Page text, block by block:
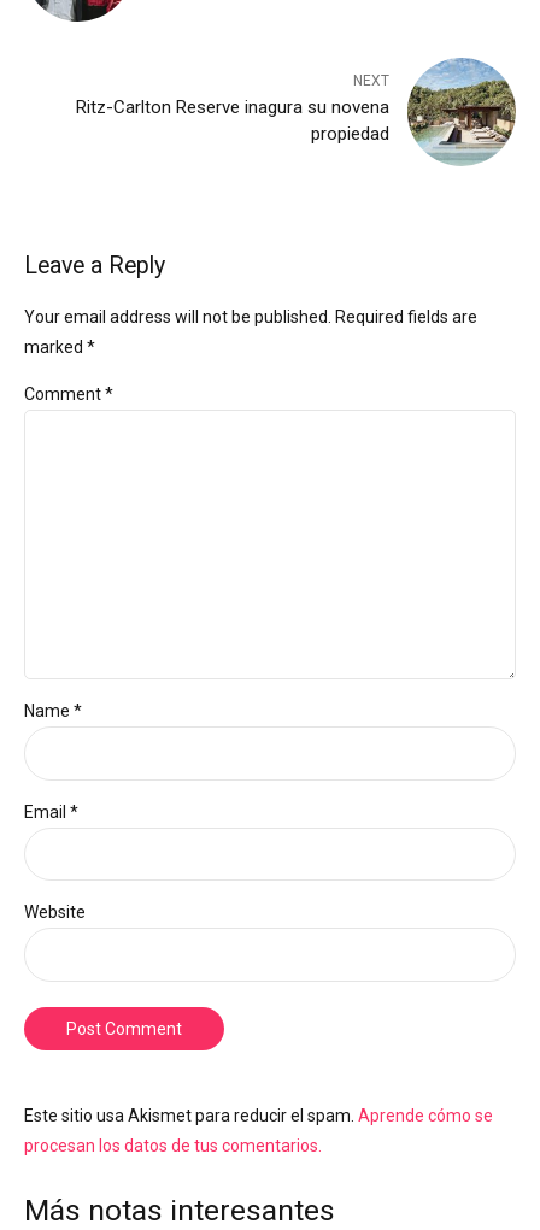
NEXT
Ritz-Carlton Reserve inagura su novena
propiedad
Leave a Reply
Your email address will not be published. Required fields are
marked *
Comment*
Name *
Email *
Website
Post Comment
Este sitio usa Akismet para reducir el spam. Aprende cómo se
procesan los datos de tus comentarios.
Más notas interesantes